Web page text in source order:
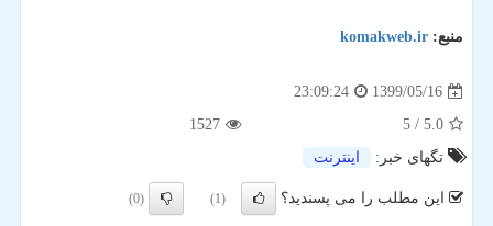
منبع: komakweb.ir
1399/05/16
23:09:24
5.0
/ 5
1527
تگهای خبر:
اینترنت
این مطلب را می پسندید؟ (1)
(0)